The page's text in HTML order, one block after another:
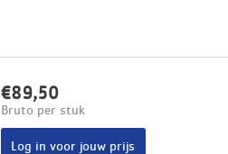
€89,50
Bruto per stuk
Log in voor jouw prijs